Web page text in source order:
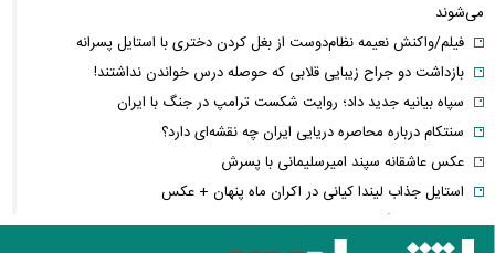
می‌شوند
فیلم/واکنش نعیمه نظام‌دوست از بغل کردن دختری با استایل پسرانه
بازداشت دو جراح زیبایی قلابی که حوصله درس خواندن نداشتند!
سپاه بیانیه جدید داد؛ روایت شکست ترامپ در جنگ با ایران
سنتکام درباره محاصره دریایی ایران چه نقشه‌ای دارد؟
عکس عاشقانه سپند امیرسلیمانی با پسرش
استایل جذاب لیندا کیانی در اکران ماه پنهان + عکس
پیام روز خبرنگار قالیباف؛ دشمن در میدان رسانه و تحریف فعال شده است